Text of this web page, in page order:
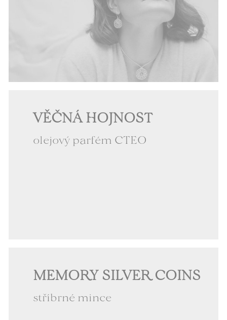
VĚČNÁ HOJNOST
olejový parfém CTEO
MEMORY SILVER COINS
stříbrné mince